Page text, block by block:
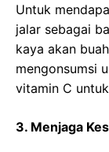
Untuk
jalar sebagai
kaya akan
mengonsumsi
vitamin C
3. Menjaga